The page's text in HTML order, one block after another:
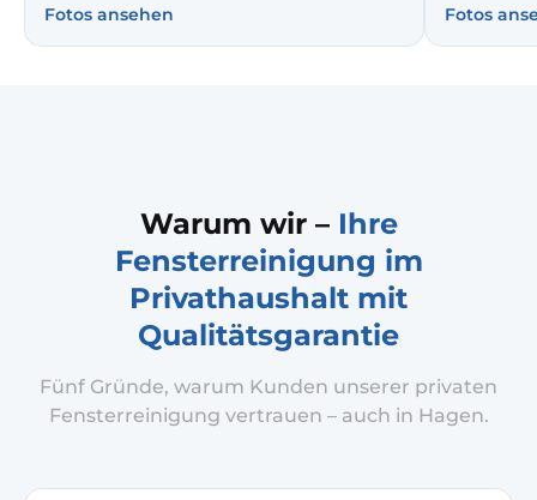
Hochhäuser und den Himmel wieder klar
und streifenfrei. So wirkt der Raum heller
Fotos ansehen
Rahmen
Fotos
Warum wir – Ihre
Fensterreinigung im
Privathaushalt mit
Qualitätsgarantie
Fünf Gründe, warum Kunden unserer privaten
Fensterreinigung vertrauen – auch in Hagen.